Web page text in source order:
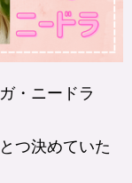
・ニードラ
つ決めていた